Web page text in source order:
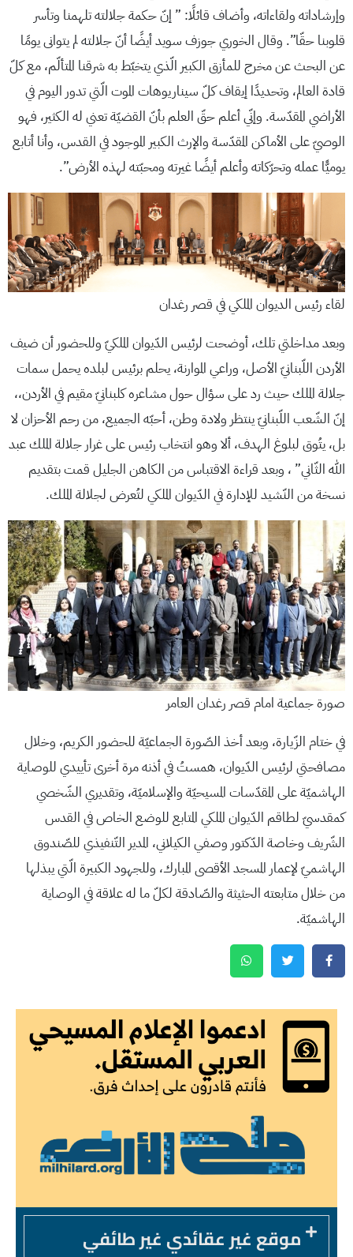
وإرشاداته ولقاءاته، وأضاف قائلًا: ” إنّ حكمة جلالته تلهمنا وتأسر
قلوبنا حقّا”. وقال الخوري جوزف سويد أيضًا أنّ جلالته لم يتوانى يومًا
عن البحث عن مخرج للمأزق الكبير الّذي يتخبّط به شرقنا المتألّم، مع كلّ
قادة العالم، وتحديدًا إيقاف كلّ سيناريوهات الموت الّتي تدور اليوم في
الأراضي المقدّسة. وإنّي أعلم حقّ العلم بأنّ القضيّة تعني له الكثير، فهو
الوصيّ على الأماكن المقدّسة والإرث الكبير الموجود في القدس، وأنا أتابع
يوميًّا عمله وتحرّكاته وأعلم أيضًا غيرته ومحبّته لهذه الأرض”.
لقاء رئيس الديوان الملكي في قصر رغدان
وبعد مداخلتي تلك، أوضحت لرئيس الدّيوان الملكيّ وللحضور أن ضيف
الأردن اللّبنانيّ الأصل، وراعي الموارنة، يحلم برئيس لبلده يحمل سمات
جلالة الملك حيث رد على سؤال حول مشاعره كلبنانيّ مقيم في الأردن،،
إنّ الشّعب اللّبنانيّ ينتظر ولادة وطن، أحبّه الجميع، من رحم الأحزان لا
بل، يتُوق لبلوغ الهدف، ألا وهو انتخاب رئيس على غرار جلالة الملك عبد
الله الثّاني” ، وبعد قراءة الاقتباس من الكاهن الجليل قمت بتقديم
نسخة من النّشيد للإدارة في الدّيوان الملكي لتُعرض لجلالة الملك.
صورة جماعية امام قصر رغدان العامر
في ختام الزّيارة، وبعد أخذ الصّورة الجماعيّة للحضور الكريم، وخلال
مصافحتي لرئيس الدّيوان، همستُ في أذنه مرة أخرى تأييدي للوصاية
الهاشميّة على المقدّسات المسيحيّة والإسلاميّة، وتقديري الشّخصي
كمقدسيّ لطاقم الدّيوان الملكي المتابع للوضع الخاص في القدس
الشّريف وخاصة الدّكتور وصفي الكيلاني، المدير التّنفيذي للصّندوق
الهاشميّ لإعمار المسجد الأقصى المبارك، وللجهود الكبيرة الّتي يبذلها
من خلال متابعته الحثيثة والصّادقة لكلّ ما له علاقة في الوصاية
الهاشميّة.
موقع غير عقائدي غير طائفي